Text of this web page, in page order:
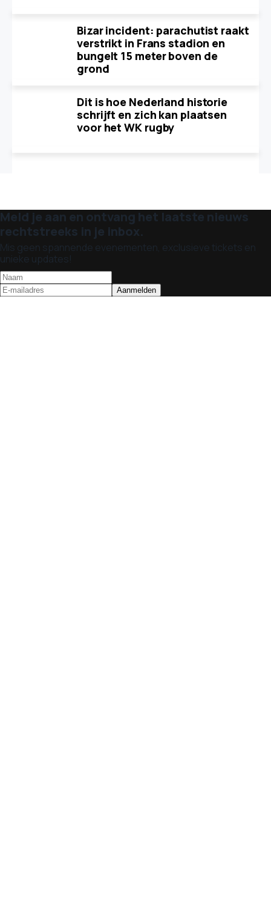
Bizar incident: parachutist raakt
verstrikt in Frans stadion en
bungelt 15 meter boven de
grond
Dit is hoe Nederland historie
schrijft en zich kan plaatsen
voor het WK rugby
Meld je aan en ontvang het laatste nieuws
rechtstreeks in je inbox.
Mis geen spannende evenementen, exclusieve tickets en
unieke updates!